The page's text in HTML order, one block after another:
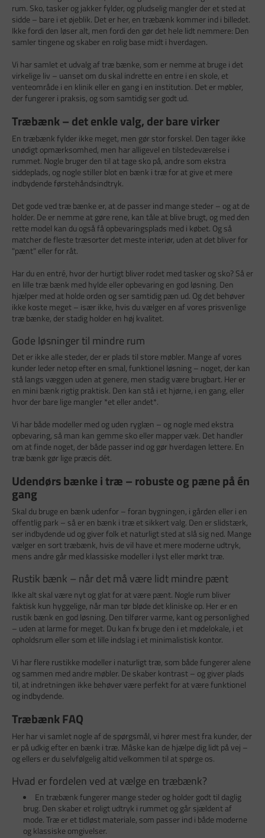
rum. Sko, tasker og jakker fylder, og pludselig mangler der et sted at
sidde – bare i et øjeblik. Det er her, en træbænk kommer ind i billedet.
Ikke fordi den løser alt, men fordi den gør det hele lidt nemmere: Den
samler tingene og skaber en rolig base midt i hverdagen.
Vi har samlet et udvalg af træ bænke, som er nemme at bruge i det
virkelige liv – uanset om du skal indrette en entre i en skole, et
venteområde i en klinik eller en gang i en institution. Det er møbler,
der fungerer i praksis, og som samtidig ser godt ud.
Træbænk – det enkle valg, der bare virker
En træbænk fylder ikke meget, men gør stor forskel. Den tager ikke
unødigt opmærksomhed, men har alligevel en tilstedeværelse i
rummet. Nogle bruger den til at tage sko på, andre som ekstra
siddeplads, og nogle stiller blot en bænk i træ for at give et mere
indbydende førstehåndsindtryk.
Det gode ved træ bænke er, at de passer ind mange steder – og at de
holder. De er nemme at gøre rene, kan tåle at blive brugt, og med den
rette model kan du også få opbevaringsplads med i købet. Og så
matcher de fleste træsorter det meste interiør, uden at det bliver for
"pænt" eller for råt.
Har du en entré, hvor der hurtigt bliver rodet med tasker og sko? Så er
en lille træ bænk med hylde eller opbevaring en god løsning. Den
hjælper med at holde orden og ser samtidig pæn ud. Og det behøver
ikke koste meget – især ikke, hvis du vælger en af vores prisvenlige
træ bænke, der stadig holder en høj kvalitet.
Gode løsninger til mindre rum
Det er ikke alle steder, der er plads til store møbler. Mange af vores
kunder leder netop efter en smal, funktionel løsning – noget, der kan
stå langs væggen uden at genere, men stadig være brugbart. Her er
en mini bænk rigtig praktisk. Den kan stå i et hjørne, i en gang, eller
hvor der bare lige mangler *et eller andet*.
Vi har både modeller med og uden ryglæn – og nogle med ekstra
opbevaring, så man kan gemme sko eller mapper væk. Det handler
om at finde noget, der både passer ind og gør hverdagen lettere. En
træ bænk gør lige præcis dét.
Udendørs bænke i træ – robuste og pæne på én
gang
Skal du bruge en bænk udenfor – foran bygningen, i gården eller i en
offentlig park – så er en bænk i træ et sikkert valg. Den er slidstærk,
ser indbydende ud og giver folk et naturligt sted at slå sig ned. Mange
vælger en sort træbænk, hvis de vil have et mere moderne udtryk,
mens andre går med klassiske modeller i lyst eller mørkt træ.
Rustik bænk – når det må være lidt mindre pænt
Ikke alt skal være nyt og glat for at være pænt. Nogle rum bliver
faktisk kun hyggelige, når man tør bløde det kliniske op. Her er en
rustik bænk en god løsning. Den tilfører varme, kant og personlighed
– uden at larme for meget. Du kan fx bruge den i et mødelokale, i et
opholdsrum eller som et lille indslag i et minimalistisk kontor.
Vi har flere rustikke modeller i naturligt træ, som både fungerer alene
og sammen med andre møbler. De skaber kontrast – og giver plads
til, at indretningen ikke behøver være perfekt for at være funktionel
og indbydende.
Træbænk FAQ
Her har vi samlet nogle af de spørgsmål, vi hører mest fra kunder, der
er på udkig efter en bænk i træ. Måske kan de hjælpe dig lidt på vej –
og ellers er du selvfølgelig altid velkommen til at spørge os.
Hvad er fordelen ved at vælge en træbænk?
En træbænk fungerer mange steder og holder godt til daglig
brug. Den skaber et roligt udtryk i rummet og går sjældent af
mode. Træ er et tidløst materiale, som passer ind i både moderne
og klassiske omgivelser.